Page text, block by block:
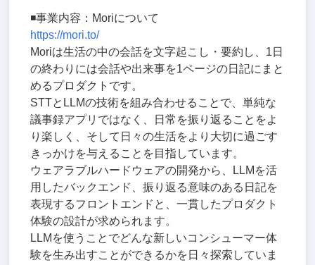
◾️事業内容：Moriについて
https://mori.to/
Moriは生活の中の会話を文字起こし・要約し、1日
の終わりには会話や出来事を1ページの日記にまと
めるプロダクトです。
STTとLLMの技術を組み合わせることで、単純な
議事録アプリではなく、日常を振り返ることをよ
り楽しく、そして日々の生活をより大切に過ごす
きっかけを与えることを目指しています。
ウェアラブルハードウェアの開発から、LLMを活
用したバックエンド、振り返る意味のある日記を
表現するフロントエンドと、一貫したプロダクト
体験の設計が求められます。
LLMを使うことでどんな新しいコンシューマー体
験を生み出すことができるかを日々探索していま